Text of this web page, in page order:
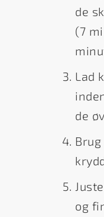
de
(7
Lad
de
og